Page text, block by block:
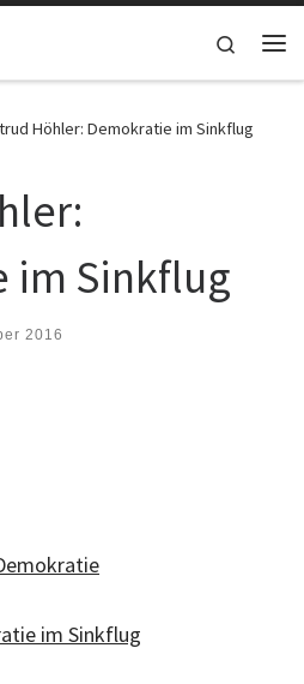
Search
Höhler: Demokratie im Sinkflug
im Sinkflug
2016
im Sinkflug